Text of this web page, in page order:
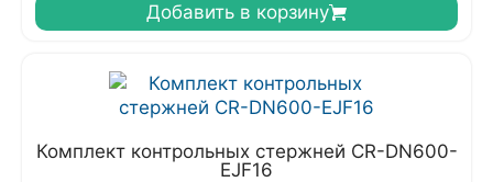
Добавить в корзину
Комплект контрольных стержней CR-DN600-
EJF16